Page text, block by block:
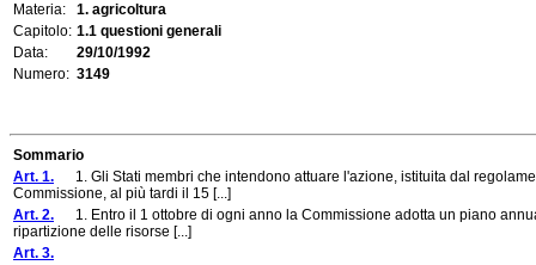
Materia:
1. agricoltura
Capitolo: 1.1 questioni generali
Data:
29/10/1992
Numero: 3149
Sommario
Art. 1. 1. Gli Stati membri che intendono attuare l'azione, istituita dal
Commissione, al più tardi il 15 [...]
Art. 2. 1. Entro il 1 ottobre di ogni anno la Commissione adotta un piano
ripartizione delle risorse [...]
Art. 3.